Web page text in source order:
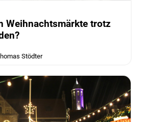
Weihnachtsmärkte trotz
Stödter